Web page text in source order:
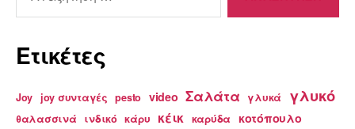
Ετικέτες
Joy joy συνταγές pesto video Σαλάτα γλυκά γλυκό
θαλασσινά ινδικό κάρυ κέικ καρύδα κοτόπουλο